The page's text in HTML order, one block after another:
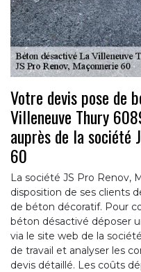
Votre devis pose de
Villeneuve Thury
auprès de la société
60
La société JS Pro Renov,
disposition de ses clients
de béton décoratif. Pour
béton désactivé déposer
via le site web de la
de travail et analyser les
devis détaillé. Les coûts